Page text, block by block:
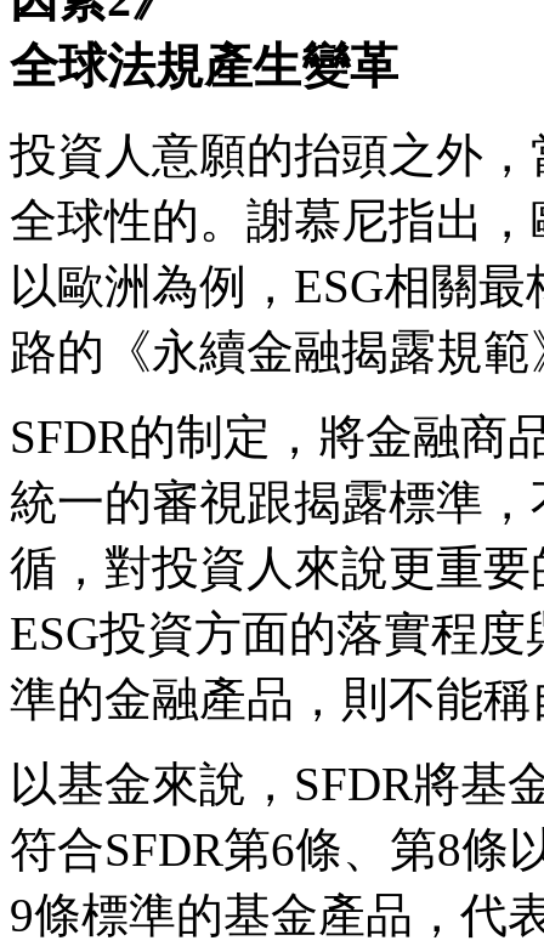
全球法規產生變革
投資人意願的抬頭之外
全球性的。謝慕尼指出
以歐洲為例，ESG相關
路的《永續金融揭露規範
SFDR的制定，將金融商
統一的審視跟揭露標準
循，對投資人來說更重
ESG投資方面的落實程
準的金融產品，則不能
以基金來說，SFDR將基
符合SFDR第6條、第8條
9條標準的基金產品，代